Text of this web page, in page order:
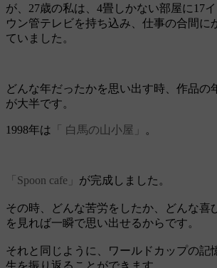
が、27歳の私は、4畳しかない部屋に17
ウン管テレビを持ち込み、仕事の合間に
ていました。
どんな年だったかを思い出す時、作品の
が大半です。
1998年は 「 白馬の山小屋」 。
「Spoon cafe」 が完成しました。
その時、どんな苦労をしたか、どんな喜
を見れば一瞬で思い出せるからです。
それと同じように、ワールドカップの記
生を振り返ることができます。